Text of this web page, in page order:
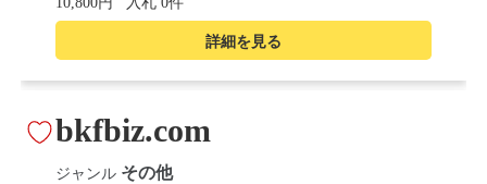
詳細を見る
bkfbiz.com
ジャンル その他